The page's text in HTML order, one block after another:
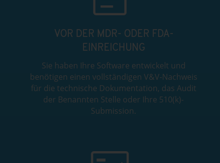
VOR DER MDR- ODER FDA-
EINREICHUNG
Sie haben Ihre Software entwickelt und
benötigen einen vollständigen V&V-Nachweis
für die technische Dokumentation, das Audit
der Benannten Stelle oder Ihre 510(k)-
Submission.